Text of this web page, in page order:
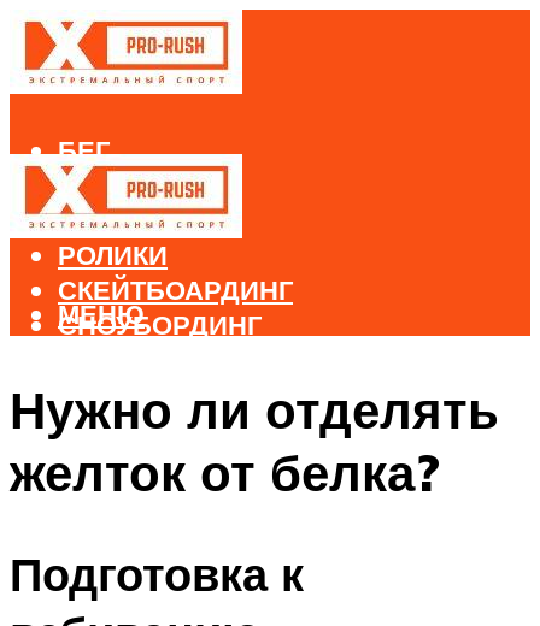
БЕГ
ВЕЛОСПОРТ
ДАЙВИНГ
РОЛИКИ
СКЕЙТБОАРДИНГ
СНОУБОРДИНГ
МЕНЮ
МЕНЮ
Нужно ли отделять
желток от белка?
Подготовка к